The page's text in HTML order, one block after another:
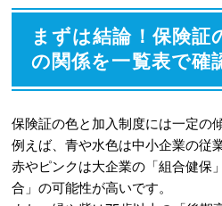
5
結論：健康保険証
ンクは判断できない
か
7
「保険証マウント
側面が強い
まずは結論！保険証
の関係を一覧表で確
保険証の色と加入制度には一定の
例えば、青や水色は中小企業の従
赤やピンクは大企業の「組合健保
合」の可能性が高いです。